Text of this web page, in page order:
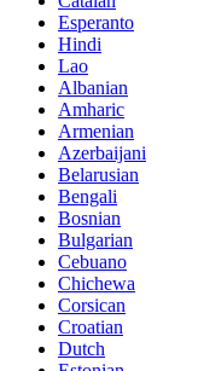
Esperanto
Hindi
Lao
Albanian
Amharic
Armenian
Azerbaijani
Belarusian
Bengali
Bosnian
Bulgarian
Cebuano
Chichewa
Corsican
Croatian
Dutch